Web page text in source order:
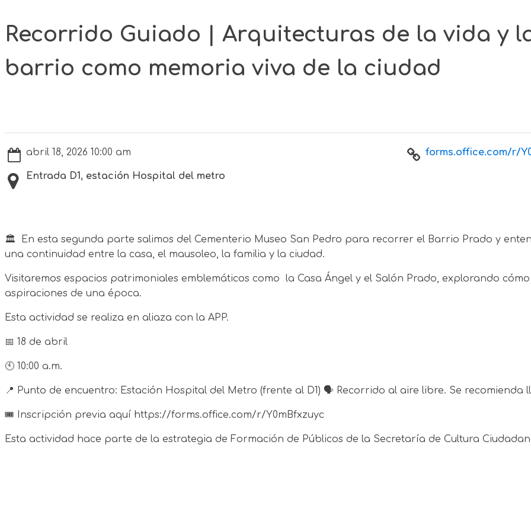
Recorrido Guiado | Arquitecturas de la vida y
barrio como memoria viva de la ciudad
abril 18, 2026 10:00 am
Entrada D1, estación Hospital del metro
forms.office.com/r/
🏛️ En esta segunda parte salimos del Cementerio Museo San Pedro para recorrer el Barrio Prado y
una continuidad entre la casa, el mausoleo, la familia y la ciudad.
Visitaremos espacios patrimoniales emblemáticos como la Casa Ángel y el Salón Prado, explorando
aspiraciones de una época.
Esta actividad se realiza en aliaza con la APP.
📅 18 de abril
🕙 10:00 a.m.
📍 Punto de encuentro: Estación Hospital del Metro (frente al D1) 🗣️ Recorrido al aire libre. Se
🎟️ Inscripción previa aquí https://forms.office.com/r/Y0mBfxzuyc
Esta actividad hace parte de la estrategia de Formación de Públicos de la Secretaría de Cultura